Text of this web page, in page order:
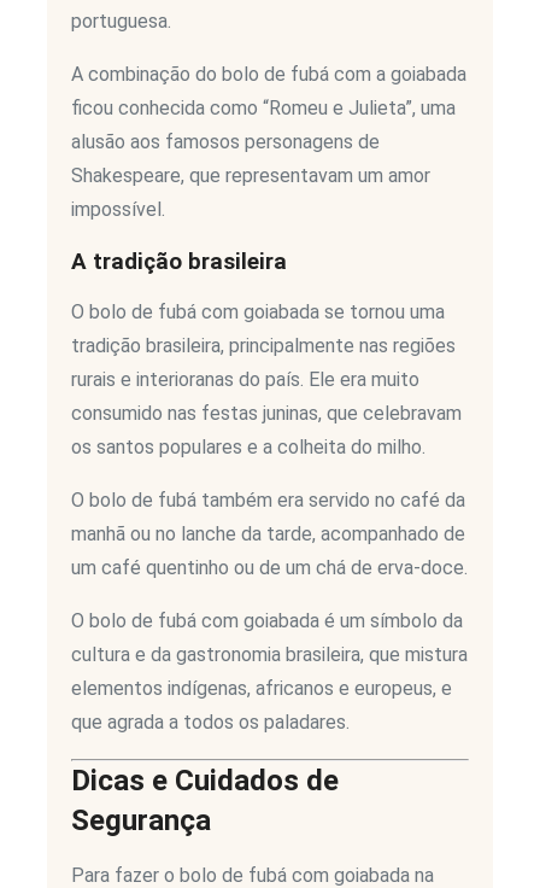
portuguesa.
A combinação do bolo de fubá com a goiabada
ficou conhecida como “Romeu e Julieta”, uma
alusão aos famosos personagens de
Shakespeare, que representavam um amor
impossível.
A tradição brasileira
O bolo de fubá com goiabada se tornou uma
tradição brasileira, principalmente nas regiões
rurais e interioranas do país. Ele era muito
consumido nas festas juninas, que celebravam
os santos populares e a colheita do milho.
O bolo de fubá também era servido no café da
manhã ou no lanche da tarde, acompanhado de
um café quentinho ou de um chá de erva-doce.
O bolo de fubá com goiabada é um símbolo da
cultura e da gastronomia brasileira, que mistura
elementos indígenas, africanos e europeus, e
que agrada a todos os paladares.
Dicas e Cuidados de
Segurança
Para fazer o bolo de fubá com goiabada na